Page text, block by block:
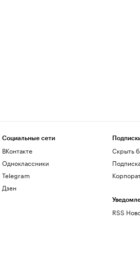
Социальные сети
ВКонтакте
Одноклассники
Telegram
Дзен
Скрыть
RSS